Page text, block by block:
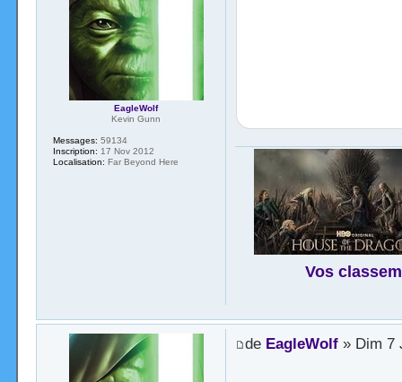
Vos
EagleWolf
Kevin Gunn
Messages: 59134
Inscription: 17 Nov 2012
Localisation: Far Beyond Here
de EagleWolf» Dim 7